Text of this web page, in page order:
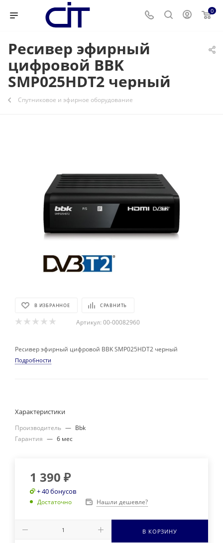
0
Ресивер эфирный
цифровой BBK
SMP025HDT2 черный
Спутниковое и эфирное оборудование
В ИЗБРАННОЕ СРАВНИТЬ
Артикул: 00-00082960
Ресивер эфирный цифровой BBK SMP025HDT2 черный
Подробности
Характеристики
Производитель — Bbk
Гарантия — 6 мес
1 390 ₽
+ 40 бонусов
Достаточно Нашли дешевле?
В КОРЗИНУ